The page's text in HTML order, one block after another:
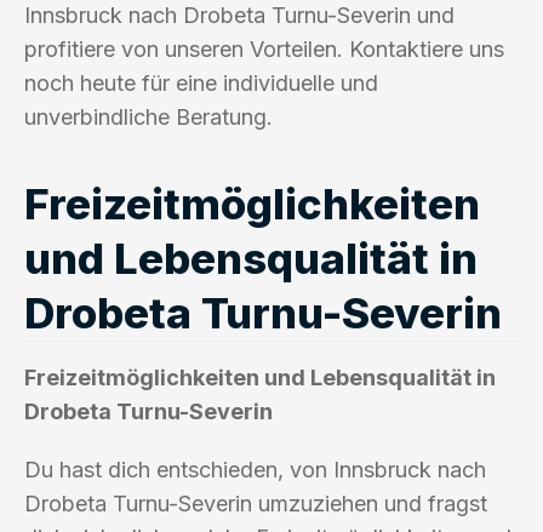
Innsbruck nach Drobeta Turnu-Severin und
profitiere von unseren Vorteilen. Kontaktiere uns
noch heute für eine individuelle und
unverbindliche Beratung.
Freizeitmöglichkeiten
und Lebensqualität in
Drobeta Turnu-Severin
Freizeitmöglichkeiten und Lebensqualität in
Drobeta Turnu-Severin
Du hast dich entschieden, von Innsbruck nach
Drobeta Turnu-Severin umzuziehen und fragst